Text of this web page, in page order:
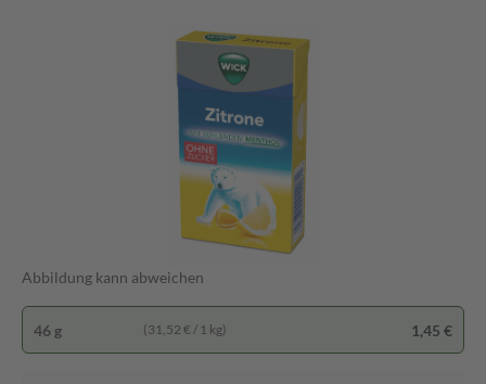
Abbildung kann abweichen
46 g (31,52 € / 1 kg) 1,45 €